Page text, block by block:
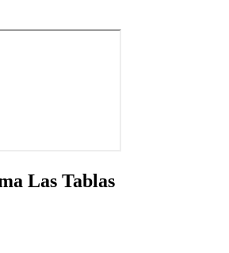
Las Tablas